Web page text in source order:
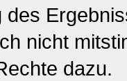
des
nicht
dazu.